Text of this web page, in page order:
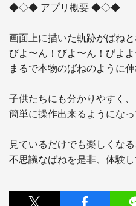
◆◇◆ アプリ概要 ◆◇◆
画面上に描いた軌跡がばねと
びよ〜ん！びよ〜ん！びよよ
まるで本物のばねのように
子供たちにも分かりやすく、
簡単に操作出来るようになっ
見ているだけでも楽しくなる
不思議なばねを是非、体験し